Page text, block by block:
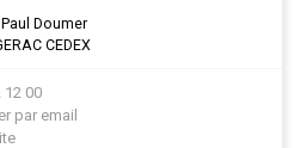
Doumer
CEDEX
12 00
par email